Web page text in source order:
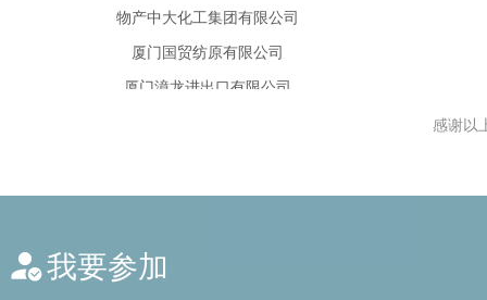
厦门漳龙进出口有限公司
新疆冠农天沣物产有限责任公司
新疆天锦纺织科技有限公司
浙江华瑞信息资讯股份有限公司
浙江开宝物产有限责任公司
感谢以
我要参加